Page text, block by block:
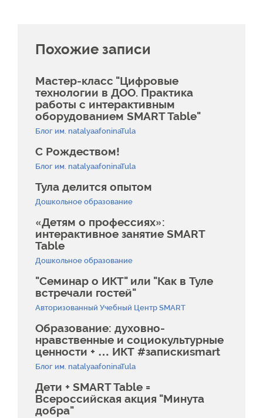
Похожие записи
Мастер-класс "Цифровые
технологии в ДОО. Практика
работы с интерактивным
оборудованием SMART Table"
Блог им. natalyaafoninaTula
С Рождеством!
Блог им. natalyaafoninaTula
Тула делится опытом
Дошкольное образование
«Детям о профессиях»:
интерактивное занятие SMART
Table
Дошкольное образование
"Семинар о ИКТ" или "Как в Туле
встречали гостей"
Авторизованный Учебный Центр SMART
Образование: духовно-
нравственные и социокультурные
ценности + … ИКТ #запискиsmart
Блог им. natalyaafoninaTula
Дети + SMART Table =
Всероссийская акция "Минута
добра"